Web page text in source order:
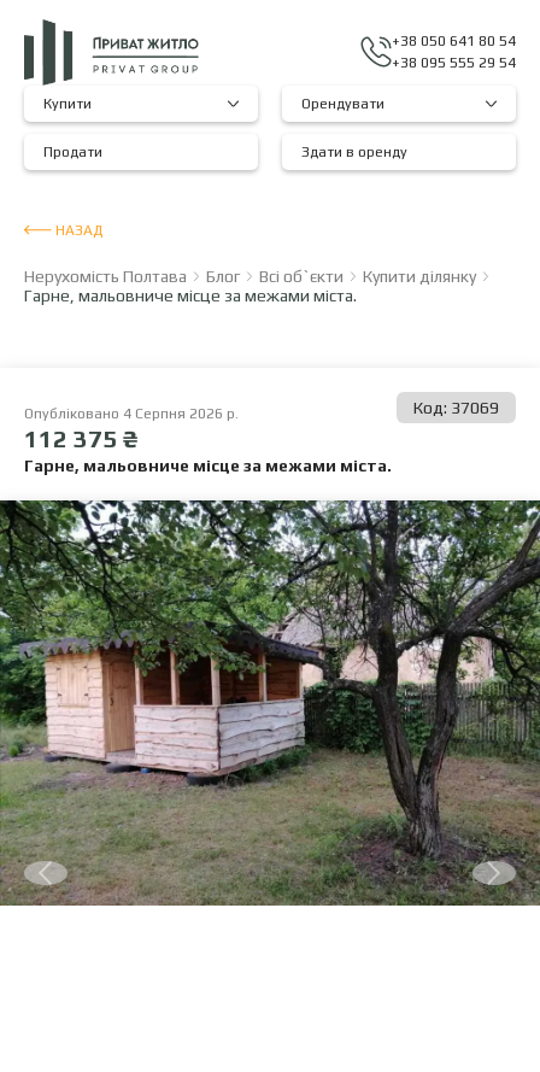
+38 050 641 80 54
+38 095 555 29 54
Купити Орендувати
Продати Здати в оренду
НАЗАД
Нерухомість Полтава Блог Всі об`єкти
Купити ділянку
Гарне, мальовниче місце за межами міста.
Опубліковано 4 Серпня 2026 р. Код: 37069
112 375 ₴
Гарне, мальовниче місце за межами міста.